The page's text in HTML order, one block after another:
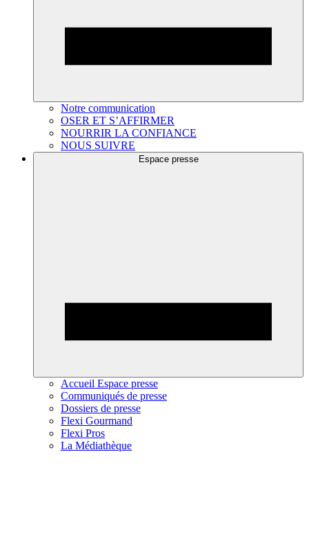
Notre communication
OSER ET S’AFFIRMER
NOURRIR LA CONFIANCE
NOUS SUIVRE
Espace presse
Accueil Espace presse
Communiqués de presse
Dossiers de presse
Flexi Gourmand
Flexi Pros
La Médiathèque